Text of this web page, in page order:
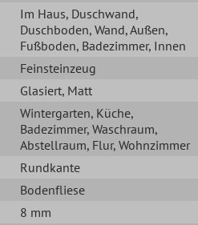
Im Haus, Duschwand,
Duschboden, Wand, Außen,
Fußboden, Badezimmer, Innen
Feinsteinzeug
Glasiert, Matt
Wintergarten, Küche,
Badezimmer, Waschraum,
Abstellraum, Flur, Wohnzimmer
Rundkante
Bodenfliese
8 mm